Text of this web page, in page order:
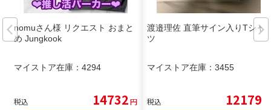
nomuさん様 リクエスト おまと
め Jungkook
マイストア在庫： 4294
税込 14732円
渡邉理佐 直筆サイン入りTシャ
ツ
マイストア在庫： 3455
税込 12179